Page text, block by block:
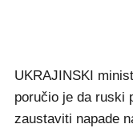
UKRAJINSKI
poručio je da ruski
zaustaviti napade